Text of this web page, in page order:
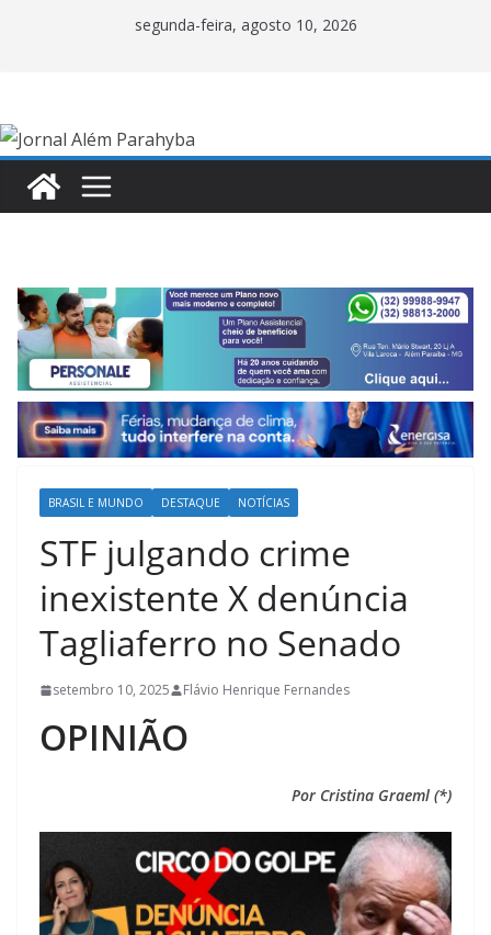
segunda-feira, agosto 10, 2026
BRASIL E MUNDO DESTAQUE NOTÍCIAS
STF julgando crime
inexistente X denúncia
Tagliaferro no Senado
setembro 10, 2025 Flávio Henrique Fernandes
OPINIÃO
Por Cristina Graeml (*)